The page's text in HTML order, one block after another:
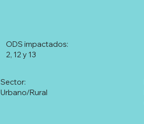
2, 12 y 13
ODS impactados:
Urbano/Rural
Sector: